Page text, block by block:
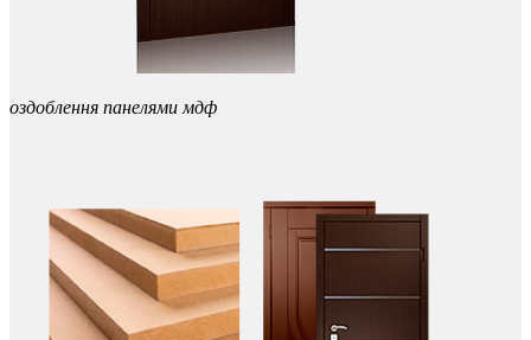
оздоблення панелями мдф